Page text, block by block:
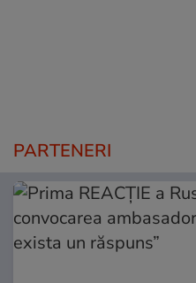
PARTENERI